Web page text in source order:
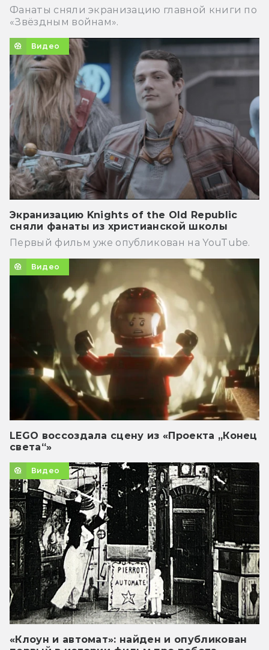
Фанаты сняли экранизацию главной книги по
«Звёздным войнам».
Видео
Экранизацию Knights of the Old Republic
сняли фанаты из христианской школы
Первый фильм уже опубликован на YouTube.
Видео
LEGO воссоздала сцену из «Проекта „Конец
света“»
Видео
«Клоун и автомат»: найден и опубликован